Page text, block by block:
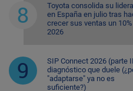
Toyota consolida su
en España en julio tras
crecer sus ventas un
2026
SIP Connect 2026 (parte
diagnóstico que duele
"adaptarse" ya no es
suficiente?)